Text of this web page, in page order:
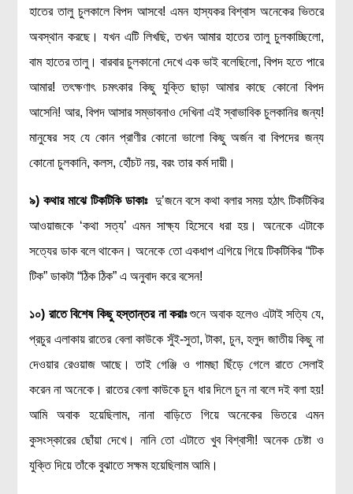
হাতের তালু চুলকালে বিপদ আসবে! এমন হাস্যকর বিশ্বাস অনেকের ভিতরে
অবস্থান করছে। যখন এটি লিখছি, তখন আমার হাতের তালু চুলকাচ্ছিলো,
বাম হাতের তালু। বারবার চুলকানো দেখে এক ভাই বলেছিলো, বিপদ হতে পারে
আমার! তৎক্ষণাৎ চমৎকার কিছু যুক্তি ছাড়া আমার কাছে কোনো বিপদ
আসেনি! আর, বিপদ আসার সম্ভাবনাও দেখিনা এই স্বাভাবিক চুলকানির জন্য!
মানুষের সহ যে কোন প্রাণীর কোনো ভালো কিছু অর্জন বা বিপদের জন্য
কোনো চুলকানি, কলস, হোঁচট নয়, বরং তার কর্ম দায়ী।
৯) কথার মাঝে টিকটিকি ডাকাঃ দু’জনে বসে কথা বলার সময় হঠাৎ টিকটিকির
আওয়াজকে ‘কথা সত্য’ এমন সাক্ষ্য হিসেবে ধরা হয়। অনেকে এটাকে
সত্যের ডাক বলে থাকেন। অনেকে তো একধাপ এগিয়ে গিয়ে টিকটিকির “টিক
টিক” ডাকটা “ঠিক ঠিক” এ অনুবাদ করে বসেন!
১০) রাতে বিশেষ কিছু হস্তান্তর না করাঃশুনে অবাক হলেও এটাই সত্যি যে,
প্রচুর এলাকায় রাতের বেলা কাউকে সুঁই-সুতা, টাকা, চুন, হলুদ জাতীয় কিছু না
দেওয়ার রেওয়াজ আছে। তাই গেঞ্জি ও গামছা ছিঁড়ে গেলে রাতে সেলাই
করেন না অনেকে। রাতের বেলা কাউকে চুন ধার দিলে চুন না বলে দই বলা হয়!
আমি অবাক হয়েছিলাম, নানা বাড়িতে গিয়ে অনেকের ভিতরে এমন
কুসংস্কারের ছোঁয়া দেখে। নানি তো এটাতে খুব বিশ্বাসী! অনেক চেষ্টা ও
যুক্তি দিয়ে তাঁকে বুঝাতে সক্ষম হয়েছিলাম আমি।